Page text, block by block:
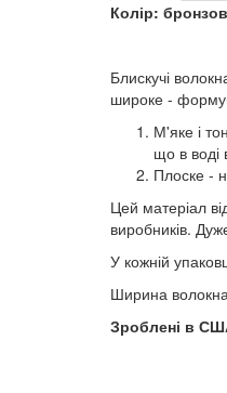
Колір:
Блискучі
широке -
М'яке і
що в воді
Плоске -
Цей матеріал
виробників.
У кожній
Ширина
Зроблені в